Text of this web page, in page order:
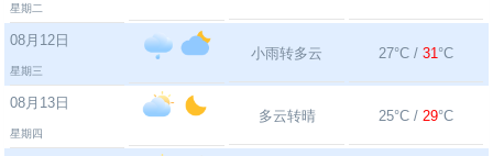
星期二
08月12日
星期三
小雨转多云 27°C / 31°C
08月13日
星期四
多云转晴 25°C / 29°C